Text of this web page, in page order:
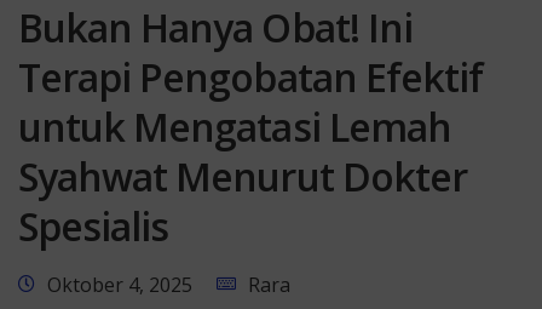
Bukan Hanya Obat! Ini
Terapi Pengobatan Efektif
untuk Mengatasi Lemah
Syahwat Menurut Dokter
Spesialis
Oktober 4, 2025 Rara